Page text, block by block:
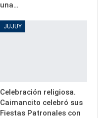
una…
JUJUY
Celebración religiosa.
Caimancito celebró sus
Fiestas Patronales con